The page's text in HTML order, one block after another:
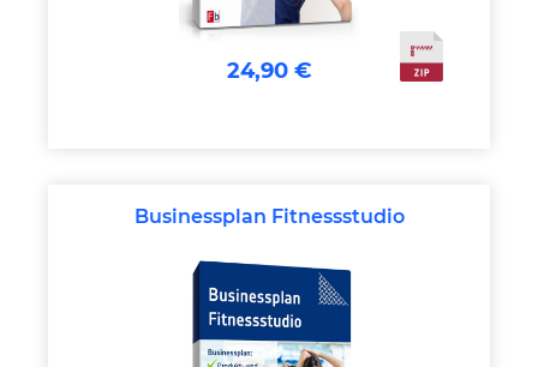
24,90 €
Businessplan Fitnessstudio